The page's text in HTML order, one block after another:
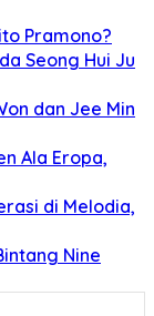
Pramono?
Seong Hui Ju
dan Jee Min
Ala Eropa,
di Melodia,
Nine